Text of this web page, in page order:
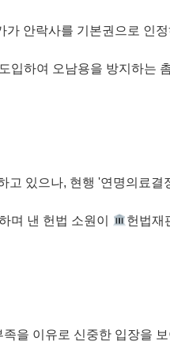
가 안락사를 기본권으로 인
입하여 오남용을 방지하는
고 있으나, 현행 '연명의료결
며 낸 헌법 소원이 헌법재
을 이유로 신중한 입장을